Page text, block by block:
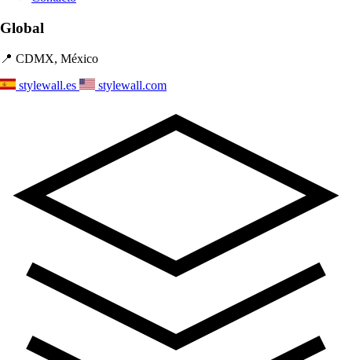
Global
📍 CDMX, México
stylewall.es
stylewall.com